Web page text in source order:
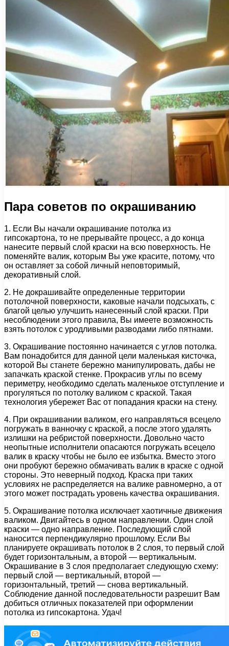
Пара советов по окрашиванию
1. Если Вы начали окрашивание потолка из
гипсокартона, то не прерывайте процесс, а до конца
нанесите первый слой краски на всю поверхность. Не
поменяйте валик, которым Вы уже красите, потому, что
он оставляет за собой личный неповторимый,
декоративный слой.
2. Не докрашивайте определенные территории
потолочной поверхности, каковые начали подсыхать, с
благой целью улучшить нанесенный слой краски. При
несоблюдении этого правила, Вы имеете возможность
взять потолок с уродливыми разводами либо пятнами.
3. Окрашивание постоянно начинается с углов потолка.
Вам понадобится для данной цели маленькая кисточка,
которой Вы станете бережно манипулировать, дабы не
запачкать краской стенке. Прокрасив углы по всему
периметру, необходимо сделать маленькое отступление и
прогуляться по потолку валиком с краской. Такая
технология убережет Вас от попадания краски на стену.
4. При окрашивании валиком, его направляться всецело
погружать в ванночку с краской, а после этого удалять
излишки на ребристой поверхности. Довольно часто
неопытные исполнители опасаются погружать всецело
валик в краску чтобы не было ее избытка. Вместо этого
они пробуют бережно обмачивать валик в краске с одной
стороны. Это неверный подход. Краска при таких
условиях не распределяется на валике равномерно, а от
этого может пострадать уровень качества окрашивания.
5. Окрашивание потолка исключает хаотичные движения
валиком. Двигайтесь в одном направлении. Один слой
краски — одно направление. Последующий слой
наносится перпендикулярно прошлому. Если Вы
планируете окрашивать потолок в 2 слоя, то первый слой
будет горизонтальным, а второй — вертикальным.
Окрашивание в 3 слоя предполагает следующую схему:
первый слой — вертикальный, второй —
горизонтальный, третий — снова вертикальный.
Соблюдение данной последовательности разрешит Вам
добиться отличных показателей при оформлении
потолка из гипсокартона. Удач!